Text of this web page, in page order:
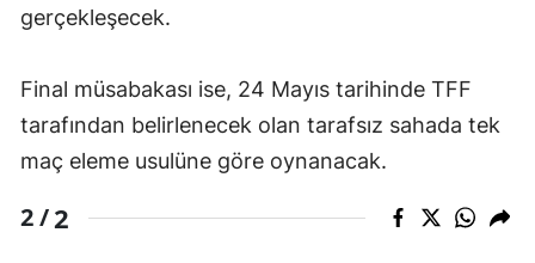
gerçekleşecek.
Final müsabakası ise, 24 Mayıs tarihinde TFF
tarafından belirlenecek olan tarafsız sahada tek
maç eleme usulüne göre oynanacak.
2 /2